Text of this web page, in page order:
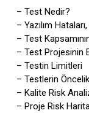
– Test Nedir?
– Yazılım
– Test
– Test Projesinin
– Testin Limitleri
– Testlerin
– Kalite Risk
– Proje Risk